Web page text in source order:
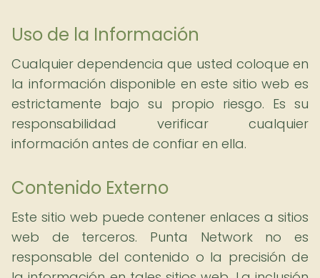
Uso de la Información
Cualquier dependencia que usted coloque en
la información disponible en este sitio web es
estrictamente bajo su propio riesgo. Es su
responsabilidad verificar cualquier
información antes de confiar en ella.
Contenido Externo
Este sitio web puede contener enlaces a sitios
web de terceros. Punta Network no es
responsable del contenido o la precisión de